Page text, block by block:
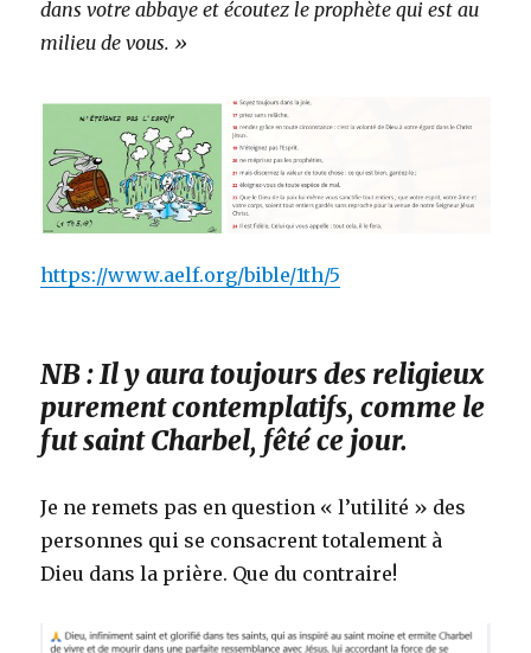
dans votre abbaye et écoutez le prophète qui est au
milieu de vous. »
https://www.aelf.org/bible/1th/5
NB : Il y aura toujours des religieux
purement contemplatifs, comme le
fut saint Charbel, fêté ce jour.
Je ne remets pas en question « l’utilité » des
personnes qui se consacrent totalement à
Dieu dans la prière. Que du contraire!